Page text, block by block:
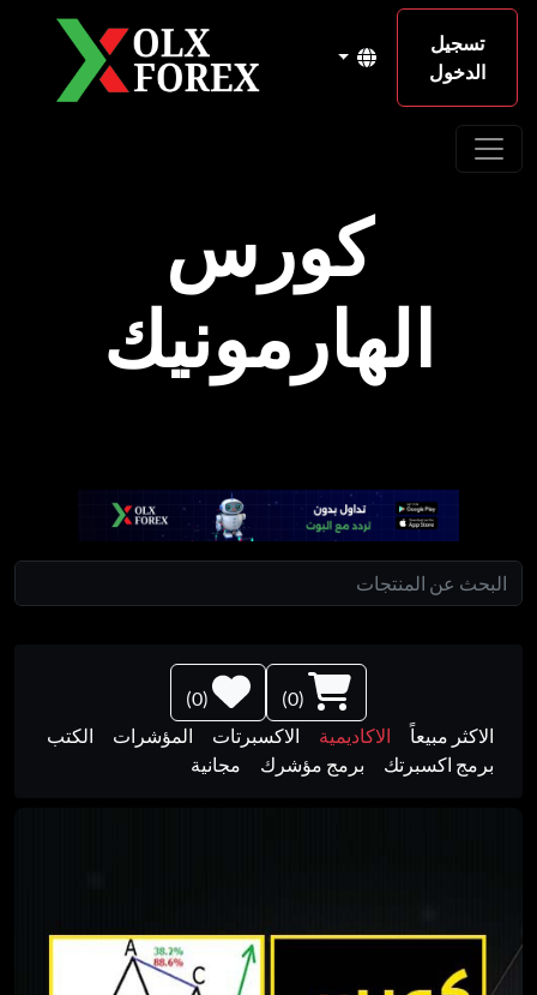
تسجيل
الدخول
كورس
الهارمونيك
(
0
)
(
0
)
الاكثر مبيعاً
الاكاديمية الاكسبرتات المؤشرات
الكتب
برمج اكسبرتك
برمج مؤشرك مجانية